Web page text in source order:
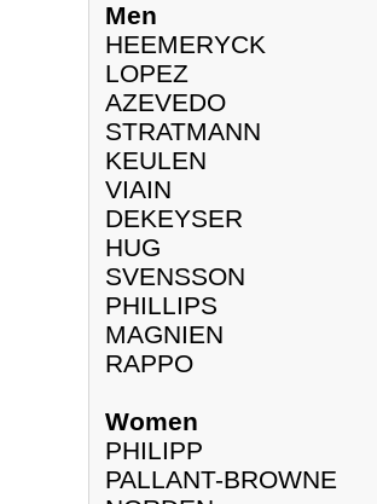
Men
HEEMERYCK
LOPEZ
AZEVEDO
STRATMANN
KEULEN
VIAIN
DEKEYSER
HUG
SVENSSON
PHILLIPS
MAGNIEN
RAPPO
Women
PHILIPP
PALLANT-BROWNE